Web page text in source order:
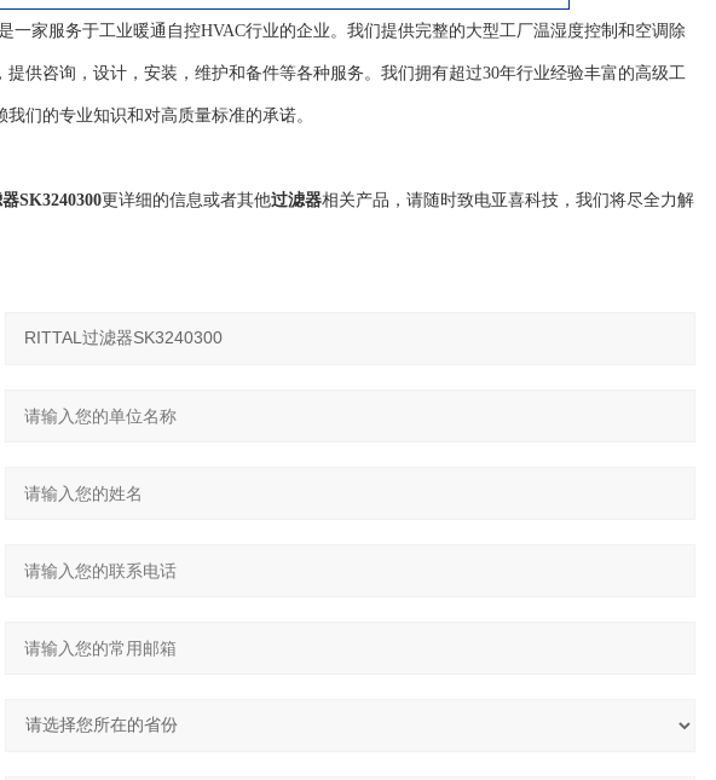
一家服务于工业暖通自控HVAC行业的企业。我们提供完整的大型工厂温湿度控制和空调除
提供咨询，设计，安装，维护和备件等各种服务。我们拥有超过30年行业经验丰富的高级工
们的专业知识和对高质量标准的承诺。
SK3240300更详细的信息或者其他过滤器相关产品，请随时致电亚喜科技，我们将尽全力解